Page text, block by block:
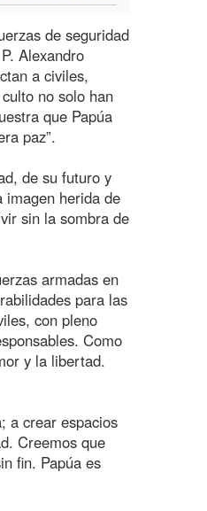
de seguridad
Alexandro
a civiles,
no solo han
que Papúa
paz”.
de su futuro y
imagen herida de
sin la sombra de
armadas en
para las
con pleno
Como
y la libertad.
a crear espacios
Creemos que
fin. Papúa es